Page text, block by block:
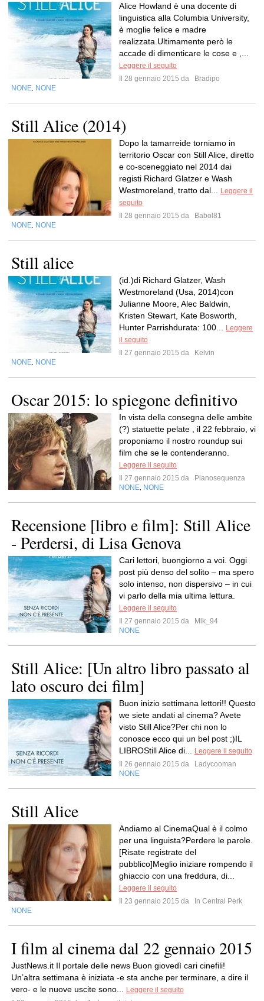
Alice Howland è una docente di
linguistica alla Columbia University,
è moglie felice e madre
realizzata.Ultimamente però le
accade di dimenticare le cose e ,...
Leggere il seguito
Il 28 gennaio 2015 da
Bradipo
NONE NONE
Still Alice (2014)
Dopo la tamarreide torniamo in
territorio Oscar con Still Alice, diretto
e co-sceneggiato nel 2014 dai
registi Richard Glatzer e Wash
Westmoreland, tratto dal...
Leggere il
seguito
Il 28 gennaio 2015 da
Babol81
NONE NONE
Still alice
(id.)di Richard Glatzer, Wash
Westmoreland (Usa, 2014)con
Julianne Moore, Alec Baldwin,
Kristen Stewart, Kate Bosworth,
Hunter Parrishdurata: 100...
Leggere
il seguito
Il 27 gennaio 2015 da
Kelvin
NONE NONE
Oscar 2015: lo spiegone definitivo
In vista della consegna delle ambite
(?) statuette pelate , il 22 febbraio, vi
proponiamo il nostro roundup sui
film che se le contenderanno.
Leggere il seguito
Il 27 gennaio 2015 da
Pianosequenza
NONE NONE
Recensione [libro e film]: Still Alice
- Perdersi, di Lisa Genova
Cari lettori, buongiorno a voi. Oggi
post più denso del solito – ma spero
solo intenso, non dispersivo – in cui
vi parlo della mia ultima lettura.
Leggere il seguito
Il 27 gennaio 2015 da
Mik_94
NONE
Still Alice: [Un altro libro passato al
lato oscuro dei film]
Buon inizio settimana lettori!! Questo
we siete andati al cinema? Avete
visto Still Alice?Per chi non lo
conosce ecco qui un bel post ;)IL
LIBROStill Alice di...
Leggere il seguito
Il 26 gennaio 2015 da
Ladycooman
NONE
Still Alice
Andiamo al CinemaQual è il colmo
per una linguista?Perdere le parole.
[Risate registrate del
pubblico]Meglio iniziare rompendo il
ghiaccio con una freddura, di...
Leggere il seguito
Il 23 gennaio 2015 da
In Central Perk
NONE
I film al cinema dal 22 gennaio 2015
JustNews.it Il portale delle news Buon giovedì cari cinefili!
Un’altra settimana è iniziata -e sta anche per terminare, a dire il
vero- e le nuove uscite sono...
Leggere il seguito